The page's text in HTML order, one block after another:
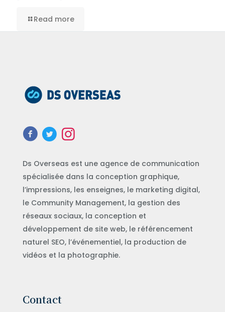
Read more
Ds Overseas est une agence de communication
spécialisée dans la conception graphique,
l’impressions, les enseignes, le marketing digital,
le Community Management, la gestion des
réseaux sociaux, la conception et
développement de site web, le référencement
naturel SEO, l’événementiel, la production de
vidéos et la photographie.
Contact